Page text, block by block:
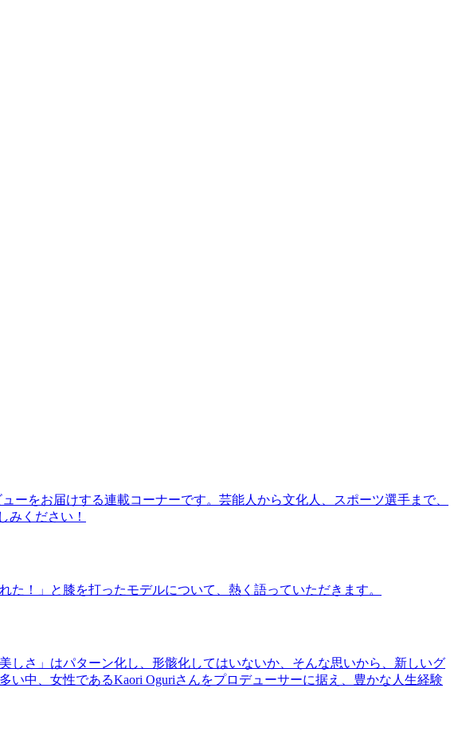
をお届けする連載コーナーです。芸能人から文化人、スポーツ選手まで、
みください！
！」と膝を打ったモデルについて、熱く語っていただきます。
さ」はパターン化し、形骸化してはいないか、そんな思いから、新しいグ
中、女性であるKaori Oguriさんをプロデューサーに据え、豊かな人生経験